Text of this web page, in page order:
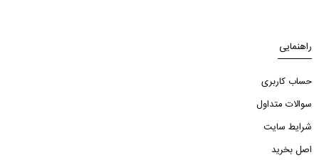
راهنمایی
حساب کاربری
سوالات متداول
شرایط سایت
اصل بخرید